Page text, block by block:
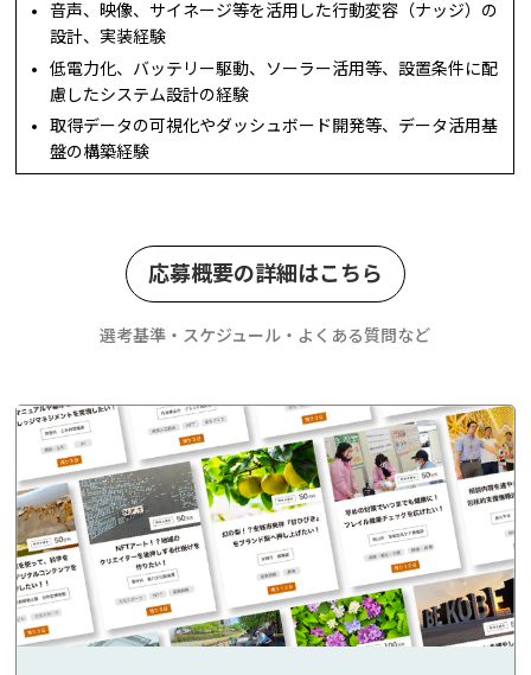
音声、映像、サイネージ等を活用した行動変容（ナッジ）の
設計、実装経験
低電力化、バッテリー駆動、ソーラー活用等、設置条件に配
慮したシステム設計の経験
取得データの可視化やダッシュボード開発等、データ活用基
盤の構築経験
応募概要の詳細はこちら
選考基準・スケジュール・よくある質問など